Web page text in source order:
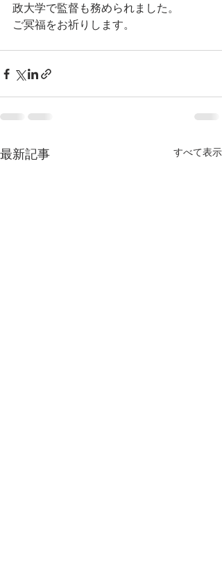
政大学で監督も務められました。
ご冥福をお祈りします。
最新記事 すべて表示